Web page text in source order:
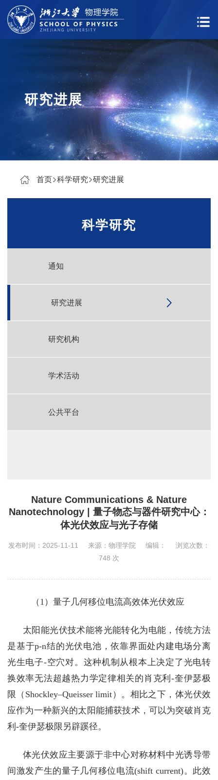
研究进展
首页 科学研究 研究进展
科学研究
通知
研究进展
研究机构
学术活动
公共平台
Nature Communications & Nature
Nanotechnology | 量子物态与器件研究中心：
体光伏效应与光子存储
发布时间：2025-11-11 来源：物理学院 编辑：
浏览次数：
748 次
（ 1 ）量子几何移位电流高效体光伏效应
太阳能光伏技术能将光能转化为电能，传统方法
是基于p-n结的光伏电池，依靠界面处内建电场分离
光生电子-空穴对。这种机制从根本上决定了光电转
换效率无法超越热力学定律相关的 肖克利-奎伊瑟极
限
（ Shockley–Queisser limit ） 。相比之下，体光伏效
应作为一种新兴的太阳能捕获技术，可以为突破肖克
利 -奎伊瑟极限另辟蹊径。
体光伏效应主要源于非中心对称材料中光诱导带
间激发产生的量子几何移位电流(shift current)。 此效